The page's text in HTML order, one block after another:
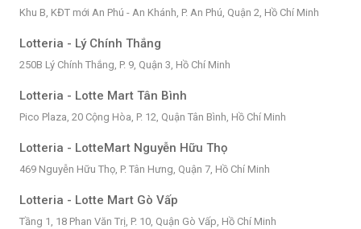
Khu B, KĐT mới An Phú - An Khánh, P. An Phú, Quận 2, Hồ Chí Minh
Lotteria - Lý Chính Thắng
250B Lý Chính Thắng, P. 9, Quận 3, Hồ Chí Minh
Lotteria - Lotte Mart Tân Bình
Pico Plaza, 20 Cộng Hòa, P. 12, Quận Tân Bình, Hồ Chí Minh
Lotteria - LotteMart Nguyễn Hữu Thọ
469 Nguyễn Hữu Thọ, P. Tân Hưng, Quận 7, Hồ Chí Minh
Lotteria - Lotte Mart Gò Vấp
Tầng 1, 18 Phan Văn Trị, P. 10, Quận Gò Vấp, Hồ Chí Minh